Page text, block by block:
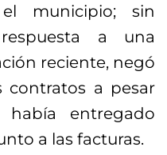
municipio; sin
a una
reciente, negó
contratos a pesar
entregado
a las facturas.